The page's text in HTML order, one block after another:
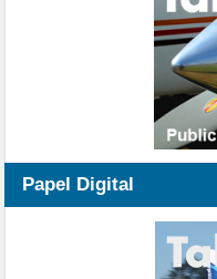
Papel Digital